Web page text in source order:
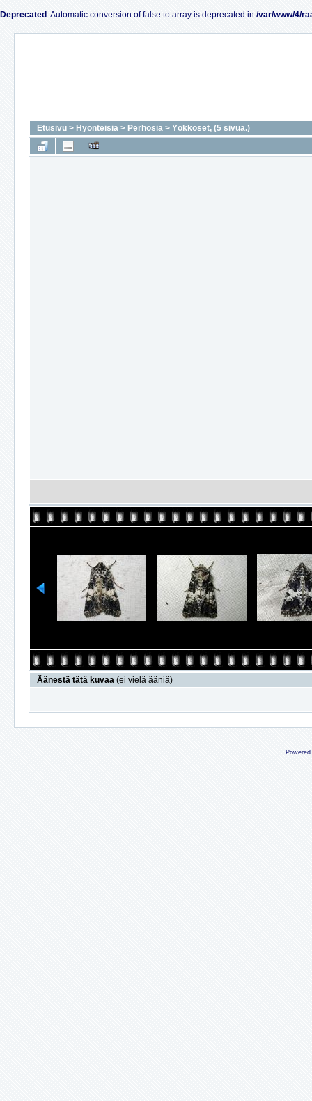
Deprecated : Automatic conversion of false to array is deprecated in /var/www/4/
Etusivu > Hyönteisiä > Perhosia > Yökköset, (5 sivua.)
Äänestä tätä kuvaa (ei vielä ääniä)